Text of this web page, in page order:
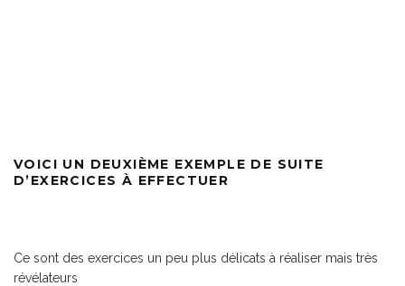
VOICI UN DEUXIÈME EXEMPLE DE SUITE
D’EXERCICES À EFFECTUER
Ce sont des exercices un peu plus délicats à réaliser mais très
révélateurs